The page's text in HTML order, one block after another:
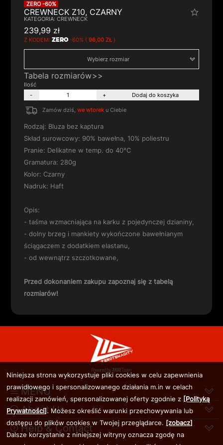
ZERO -60%
CREWNECK Z10, CZARNY
239,99 zł
Z KODEM:ZERO-60% (96,00 ZŁ )
Wybierz rozmiar
Tabela rozmiarów
- + Dodaj do koszyka
Zamów dziś,we wtoreku Ciebie
Rodzaj: Bluza bez kaptura
Skład surowcowy: 90% bawełna, 10% poliestru
Pranie: Delikatne w temp. do 40°C
Gramatura: 280g
Kolor: Czarny
Nadruk: Haft
Opis:
- taśma wzmacniająca na karku z pojedynczej dzianiny,
- dolny brzeg i mankiety wykończone bawełnianym
ściągaczem z dodatkiem elastanu,
- od wewnątrz szczotkowane,
Przed dokonaniem zakupu zapoznaj się ztabelą
rozmiarów! NEWSLETTER
Powered by
MENU
About Us
Help & Contact
Niniejsza strona wykorzystuje pliki cookies w celu zapewnienia
prawidłowego i spersonalizowanego działania m.in w celach
realizacji zamówień, spersonalizowanej oferty zgodnie z[Polityką
Prywatności]. Możesz określić warunki przechowywania lub
dostępu do plików cookies w Twojej przeglądarce. [zobacz]
Dalsze korzystanie z niniejszej witryny oznacza zgodę na